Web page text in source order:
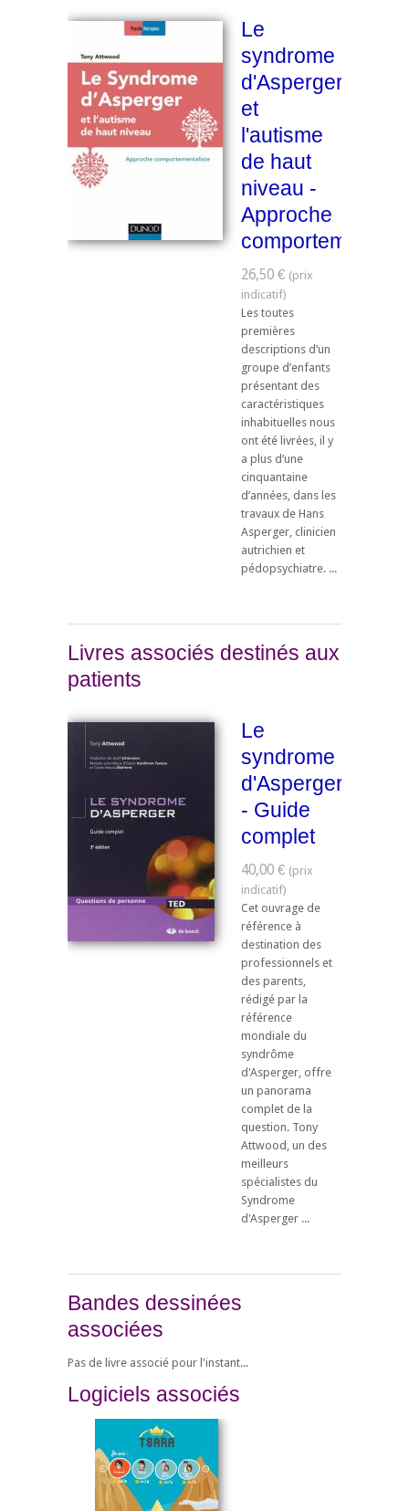
Le
syndrome
d'Asperger
et
l'autisme
de haut
niveau -
Approche
26,50 €
Les toutes
premières
descriptions d’un
groupe d’enfants
présentant des
caractéristiques
inhabituelles nous
ont été livrées, il y
a plus d’une
cinquantaine
d’années, dans les
travaux de Hans
Asperger, clinicien
autrichien et
pédopsychiatre. ...
Livres associés destinés aux
patients
Le
syndrome
d'Asperger
- Guide
complet
40,00 €
Cet ouvrage de
référence à
destination des
professionnels et
des parents,
rédigé par la
référence
mondiale du
syndrôme
d'Asperger, offre
un panorama
complet de la
question. Tony
Attwood, un des
meilleurs
spécialistes du
Syndrome
d'Asperger ...
Bandes dessinées
associées
Pas de livre associé pour l'instant...
Logiciels associés